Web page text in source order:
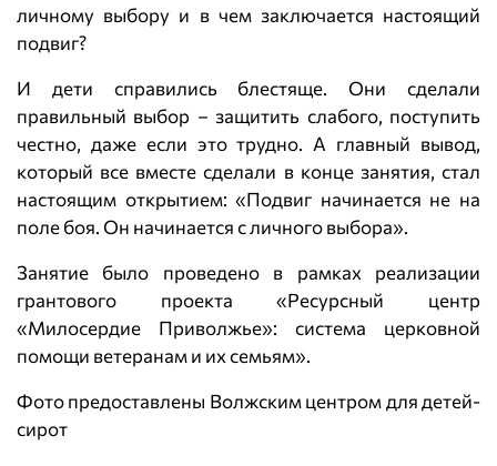
личному выбору и в чем заключается настоящий
подвиг?
И дети справились блестяще. Они сделали
правильный выбор – защитить слабого, поступить
честно, даже если это трудно. А главный вывод,
который все вместе сделали в конце занятия, стал
настоящим открытием: «Подвиг начинается не на
поле боя. Он начинается с личного выбора».
Занятие было проведено в рамках реализации
грантового проекта «Ресурсный центр
«Милосердие Приволжье»: система церковной
помощи ветеранам и их семьям».
Фото предоставлены Волжским центром для детей-
сирот